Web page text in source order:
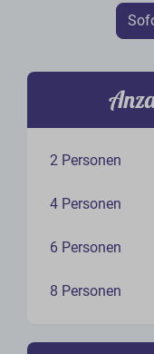
2 Personen
4 Personen
6 Personen
8 Personen